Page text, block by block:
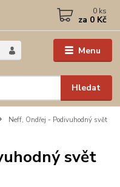
Menu
Hledat
0 ks
za 0 Kč
Neff, Ondřej - Podivuhodný svět
svět